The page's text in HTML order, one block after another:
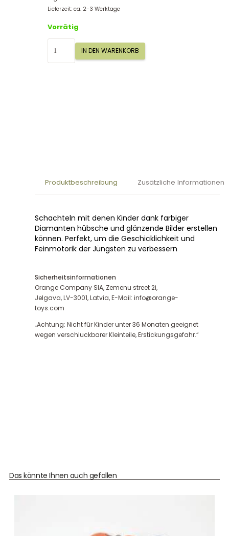
Lieferzeit: ca. 2-3 Werktage
Vorrätig
Diamantmosaik
"Tropicoanimo",
IN DEN WARENKORB
Produktbeschreibung Zusätzliche Informationen
Schachteln mit denen Kinder dank farbiger
Diamanten hübsche und glänzende Bilder erstellen
können. Perfekt, um die Geschicklichkeit und
Feinmotorik der Jüngsten zu verbessern
Sicherheitsinformationen
Orange Company SIA, Zemenu street 2i,
Jelgava, LV-3001, Latvia, E-Mail: info@orange-
toys.com
„Achtung: Nicht für Kinder unter 36 Monaten geeignet
wegen verschluckbarer Kleinteile, Erstickungsgefahr.“
Das könnte Ihnen auch gefallen